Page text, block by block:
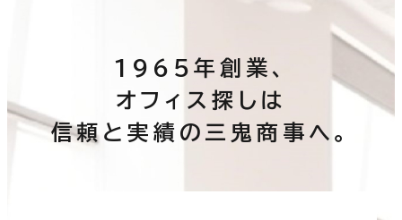
1965年創業、
オフィス探しは
信頼と実績の三鬼商事へ。